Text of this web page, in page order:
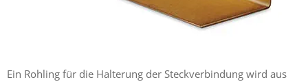
Ein Rohling für die Halterung der Steckverbindung wird aus